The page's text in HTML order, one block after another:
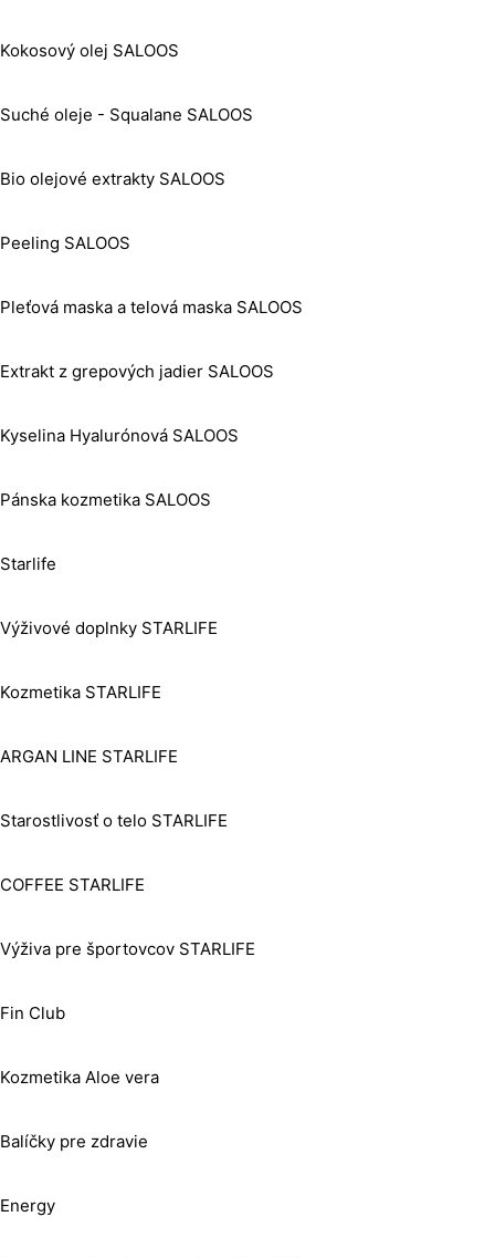
Kokosový olej SALOOS
Suché oleje - Squalane SALOOS
Bio olejové extrakty SALOOS
Peeling SALOOS
Pleťová maska a telová maska SALOOS
Extrakt z grepových jadier SALOOS
Kyselina Hyalurónová SALOOS
Pánska kozmetika SALOOS
Starlife
Výživové doplnky STARLIFE
Kozmetika STARLIFE
ARGAN LINE STARLIFE
Starostlivosť o telo STARLIFE
COFFEE STARLIFE
Výživa pre športovcov STARLIFE
Fin Club
Kozmetika Aloe vera
Balíčky pre zdravie
Energy